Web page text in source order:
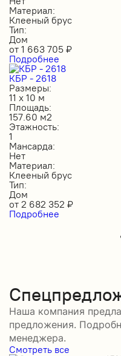
Материал:
Клееный брус
Тип:
Дом
от 1 663 705 ₽
Подробнее
КБР - 2618
Размеры:
11 х 10 м
Площадь:
157.60 м2
Этажность:
1
Мансарда:
Нет
Материал:
Клееный брус
Тип:
Дом
от 2 682 352 ₽
Подробнее
Наша компания
предложения.
менеджера.
Смотреть все